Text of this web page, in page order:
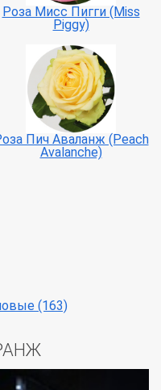
Роза Мисс Пигги (Miss
Piggy)
Пич Аваланж (Peach
Avalanche)
(163)